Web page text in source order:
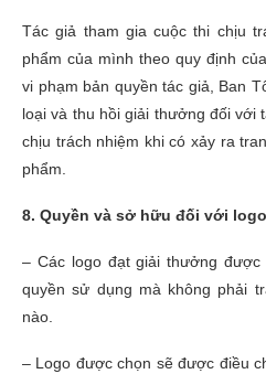
Tác giả tham gia cuộc thi chịu
phẩm của mình theo quy định
vi phạm bản quyền tác giả, Ban
loại và thu hồi giải thưởng đối với
chịu trách nhiệm khi có xảy ra
phẩm.
8. Quyền và sở hữu đối với
– Các logo đạt giải thưởng
quyền sử dụng mà không phải
nào.
– Logo được chọn sẽ được điều